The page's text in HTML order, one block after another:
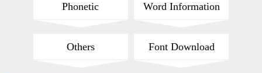
Phonetic Word Information
Others Font Download